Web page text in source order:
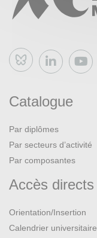
Bluesky
Catalogue
Par diplômes
Par secteurs d’activité
Par composantes
Accès directs
Orientation/Insertion
Calendrier universitaire